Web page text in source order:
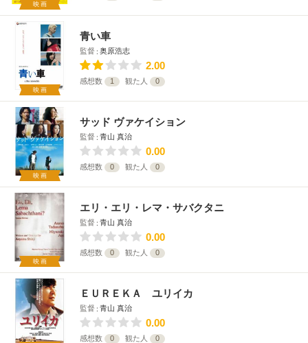
映画
映画
青い車
監督 奥原浩志
2.00
感想数 1 観た人 0
映画
サッド ヴァケイション
監督 青山 真治
0.00
感想数 0 観た人 0
映画
エリ・エリ・レマ・サバクタニ
監督 青山 真治
0.00
感想数 0 観た人 0
ＥＵＲＥＫＡ ユリイカ
監督 青山 真治
0.00
感想数 0 観た人 0